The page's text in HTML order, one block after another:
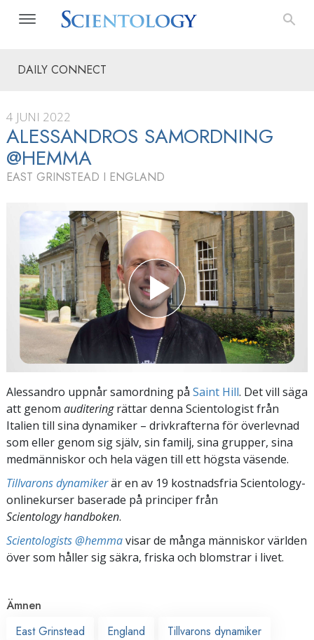
DAILY CONNECT
4 JUNI 2022
ALESSANDROS SAMORDNING
@HEMMA
EAST GRINSTEAD I ENGLAND
Alessandro uppnår samordning på Saint Hill. Det vill säga
att genom auditeringrättar denna Scientologist från
Italien till sina dynamiker – drivkrafterna för överlevnad
som eller genom sig själv, sin familj, sina grupper, sina
medmänniskor och hela vägen till ett högsta väsende.
Tillvarons dynamikerär en av 19 kostnadsfria Scientology-
onlinekurser baserade på principer från
Scientology handboken.
Scientologists @hemmavisar de många människor världen
över som håller sig säkra, friska och blomstrar i livet.
Ämnen
East Grinstead
England Tillvarons dynamiker